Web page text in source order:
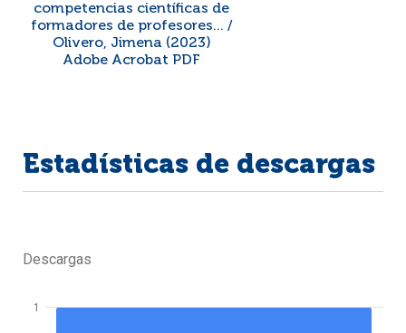
competencias científicas de
formadores de profesores... /
Olivero, Jimena (2023)
Adobe Acrobat PDF
Estadísticas de descargas
Descargas
1